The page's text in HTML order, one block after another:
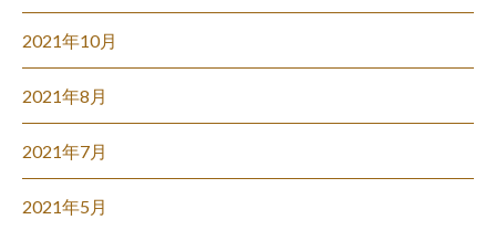
2021年10月
2021年8月
2021年7月
2021年5月